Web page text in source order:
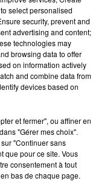
2026
Terrasses est là
select personalised
security, prevent and
advertising and content;
technologies may
browsing data to offer
on information actively
and combine data from
devices based on
et fermer", ou affiner en
"Gérer mes choix".
"Continuer sans
que pour ce site. Vous
consentement à tout
bas de chaque page.